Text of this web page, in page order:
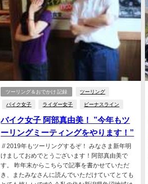
ツーリング＆おでかけ 記録 ツーリング
バイク女子 ライダー女子 ビーナスライン
バイク女子 阿部真由美！ ”今年もツ
ーリングミーティングをやります！”
// 2019年もツーリングするぞ！ みなさま新年明
けましておめでとうございます！阿部真由美で
す。 昨年末からこちらで記事を書かせていただ
き、またみなさんに読んでいただけていてとても